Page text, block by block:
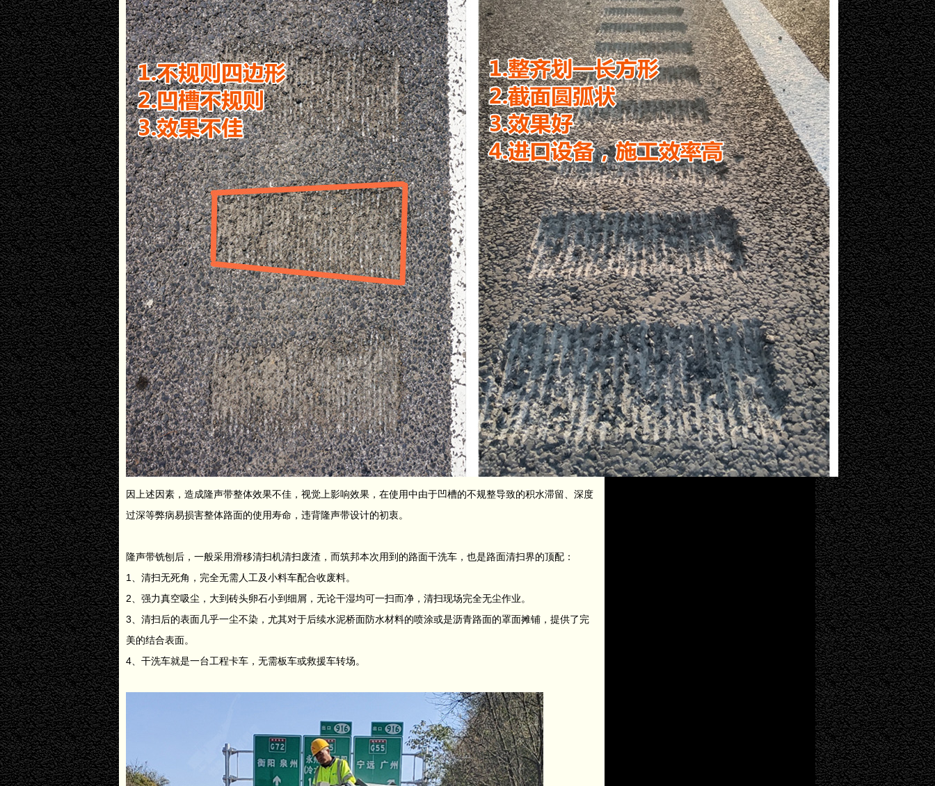
因上述因素，造成隆声带整体效果不佳，视觉上影响效果，在使用中由于凹槽的不规整导致的积水滞留、深度
过深等弊病易损害整体路面的使用寿命，违背隆声带设计的初衷。
隆声带铣刨后，一般采用滑移清扫机清扫废渣，而筑邦本次用到的路面干洗车，也是路面清扫界的顶配：
1、清扫无死角，完全无需人工及小料车配合收废料。
2、强力真空吸尘，大到砖头卵石小到细屑，无论干湿均可一扫而净，清扫现场完全无尘作业。
3、清扫后的表面几乎一尘不染，尤其对于后续水泥桥面防水材料的喷涂或是沥青路面的罩面摊铺，提供了完
美的结合表面。
4、干洗车就是一台工程卡车，无需板车或救援车转场。